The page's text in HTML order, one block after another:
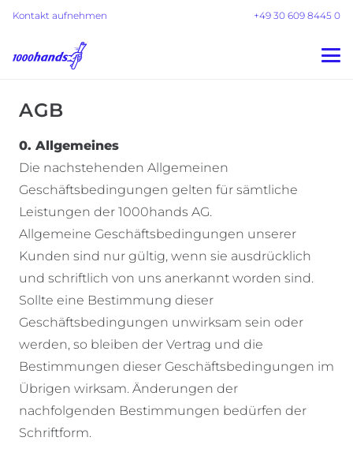
Kontakt aufnehmen +49 30 609 8445 0
AGB
0. Allgemeines
Die nachstehenden Allgemeinen
Geschäftsbedingungen gelten für sämtliche
Leistungen der 1000hands AG.
Allgemeine Geschäftsbedingungen unserer
Kunden sind nur gültig, wenn sie ausdrücklich
und schriftlich von uns anerkannt worden sind.
Sollte eine Bestimmung dieser
Geschäftsbedingungen unwirksam sein oder
werden, so bleiben der Vertrag und die
Bestimmungen dieser Geschäftsbedingungen im
Übrigen wirksam. Änderungen der
nachfolgenden Bestimmungen bedürfen der
Schriftform.